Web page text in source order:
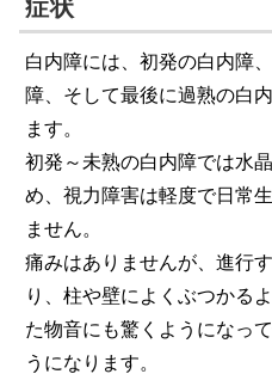
症状
白内障には、初発の白内障
障、そして最後に過熟の白
ます。
初発～未熟の白内障では水
め、視力障害は軽度で日常
ません。
痛みはありませんが、進行
り、柱や壁によくぶつかる
た物音にも驚くようになっ
うになります。